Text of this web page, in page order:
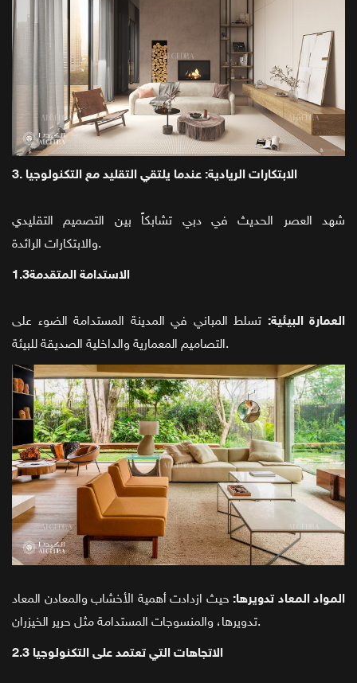
3. الابتكارات الريادية: عندما يلتقي التقليد مع التكنولوجيا
شهد العصر الحديث في دبي تشابكاً بين التصميم التقليدي
والابتكارات الرائدة.
1.3الاستدامة المتقدمة
العمارة البيئية: تسلط المباني في المدينة المستدامة الضوء على
التصاميم المعمارية والداخلية الصديقة للبيئة.
المواد المعاد تدويرها: حيث ازدادت أهمية الأخشاب والمعادن المعاد
تدويرها، والمنسوجات المستدامة مثل حرير الخيزران.
2.3 الاتجاهات التي تعتمد على التكنولوجيا